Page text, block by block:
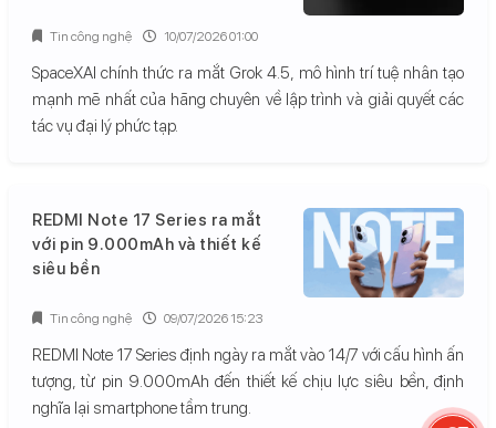
SpaceXAI chính thức ra mắt Grok 4.5, mô hình trí tuệ nhân tạo
mạnh mẽ nhất của hãng chuyên về lập trình và giải quyết các
tác vụ đại lý phức tạp.
Tin công nghệ 10/07/2026 01:00
REDMI Note 17 Series ra mắt
với pin 9.000mAh và thiết kế
siêu bền
REDMI Note 17 Series định ngày ra mắt vào 14/7 với cấu hình ấn
tượng, từ pin 9.000mAh đến thiết kế chịu lực siêu bền, định
nghĩa lại smartphone tầm trung.
Tin công nghệ 09/07/2026 15:23